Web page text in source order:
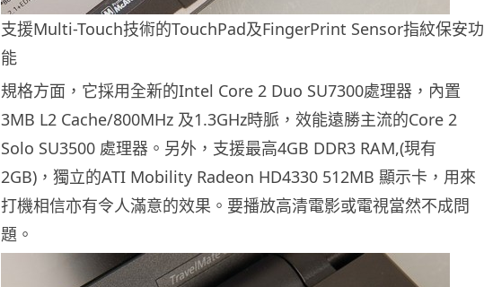
支援Multi-Touch技術的TouchPad及FingerPrint Sensor指紋保安功
能
規格方面，它採用全新的Intel Core 2 Duo SU7300處理器，內置
3MB L2 Cache/800MHz 及1.3GHz時脈，效能遠勝主流的Core 2
Solo SU3500 處理器。另外，支援最高4GB DDR3 RAM,(現有
2GB)，獨立的ATI Mobility Radeon HD4330 512MB 顯示卡，用來
打機相信亦有令人滿意的效果。要播放高清電影或電視當然不成問
題。